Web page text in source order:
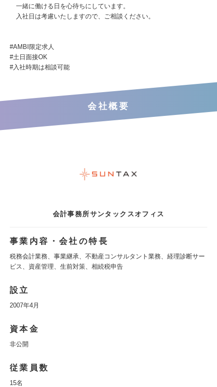
一緒に働ける日を心待ちにしています。
入社日は考慮いたしますので、ご相談ください。
#AMBI限定求人
#土日面接OK
#入社時期は相談可能
会社概要
会計事務所サンタックスオフィス
事業内容・会社の特長
税務会計業務、事業継承、不動産コンサルタント業務、経理診断サー
ビス、資産管理、生前対策、相続税申告
設立
2007年4月
資本金
非公開
従業員数
15名